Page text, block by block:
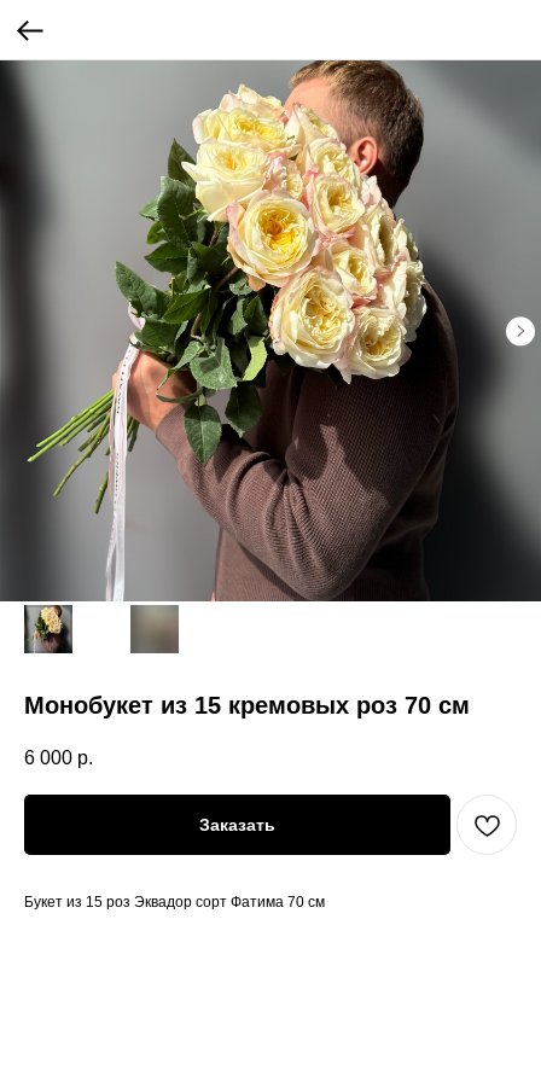
Монобукет из 15 кремовых роз 70 см
6 000 р.
Заказать
Букет из 15 роз Эквадор сорт Фатима 70 см